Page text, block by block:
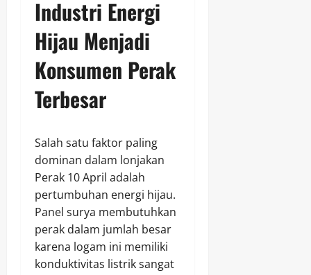
Industri Energi
Hijau Menjadi
Konsumen Perak
Terbesar
Salah satu faktor paling
dominan dalam lonjakan
Perak 10 April adalah
pertumbuhan energi hijau.
Panel surya membutuhkan
perak dalam jumlah besar
karena logam ini memiliki
konduktivitas listrik sangat